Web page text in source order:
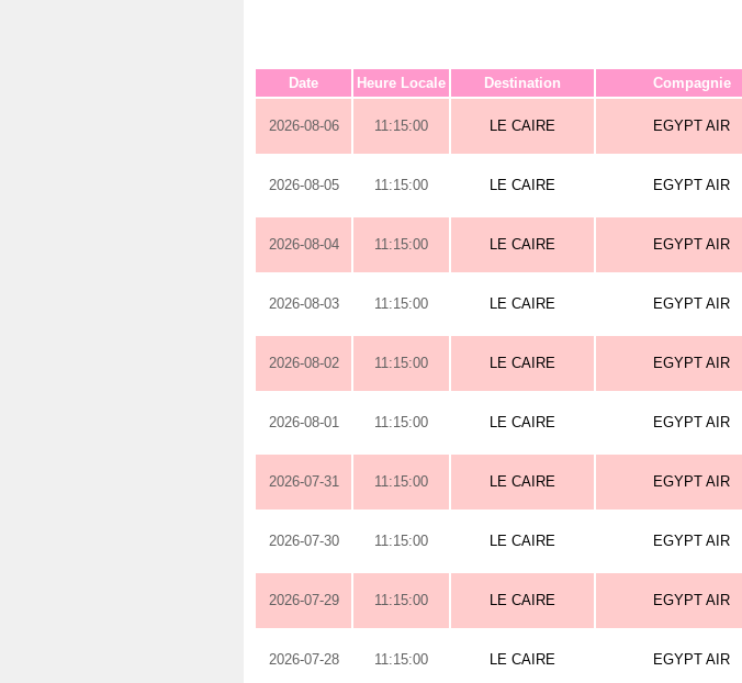
Date Heure Locale Destination Compagnie
2026-08-06 11:15:00 LE CAIRE EGYPT AIR
2026-08-05 11:15:00 LE CAIRE EGYPT AIR
2026-08-04 11:15:00 LE CAIRE EGYPT AIR
2026-08-03 11:15:00 LE CAIRE EGYPT AIR
2026-08-02 11:15:00 LE CAIRE EGYPT AIR
2026-08-01 11:15:00 LE CAIRE EGYPT AIR
2026-07-31 11:15:00 LE CAIRE EGYPT AIR
2026-07-30 11:15:00 LE CAIRE EGYPT AIR
2026-07-29 11:15:00 LE CAIRE EGYPT AIR
2026-07-28 11:15:00 LE CAIRE EGYPT AIR